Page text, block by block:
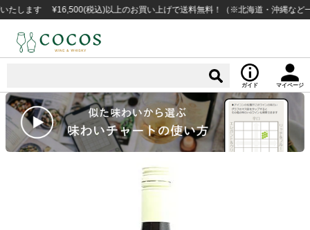
す ¥16,500(税込)以上のお買い上げで送料無料！（※北海道・沖縄など一部例
ガイド マイページ